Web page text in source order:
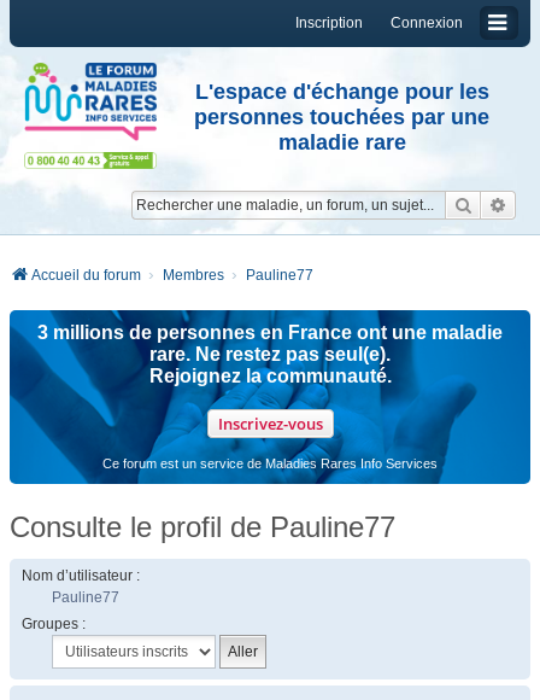
Connexion
Inscription
L'espace d'échange pour les
personnes touchées par une
maladie rare
Accueil du forum Membres Pauline77
3 millions de personnes en France ont une maladie
rare. Ne restez pas seul(e).
Rejoignez la communauté.
Inscrivez-vous
Ce forum est un service de Maladies Rares Info Services
Consulte le profil de Pauline77
Nom d’utilisateur :
Pauline77
Groupes :